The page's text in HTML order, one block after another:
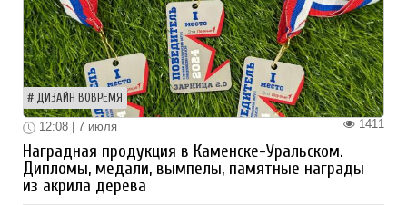
ДИЗАЙН ВОВРЕМЯ
1411
12:08 | 7 июля
Наградная продукция в Каменске-Уральском.
Дипломы, медали, вымпелы, памятные награды
из акрила дерева